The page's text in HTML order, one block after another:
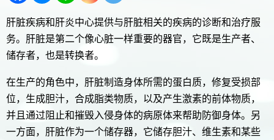
肝脏疾病和肝炎中心提供与肝脏相关的疾病的诊断和治疗服
务。肝脏是第二个像心脏一样重要的器官，它既是生产者、
储存者，也是转换者。
在生产的角色中，肝脏制造身体所需的蛋白质，修复受损部
位，生成胆汁，合成脂类物质，以及产生激素的前体物质，
并且通过阻止和摧毁入侵身体的病原体来帮助防御身体。另
一方面，肝脏作为一个储存器，它储存胆汁、维生素和某些